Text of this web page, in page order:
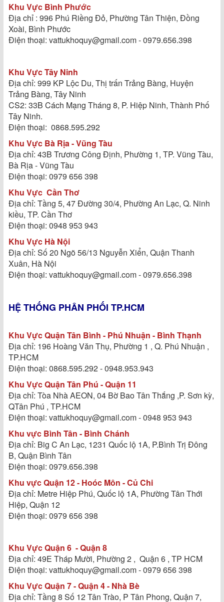
Khu Vực Bình Phước
Địa chỉ : 996 Phú Riềng Đỏ, Phường Tân Thiện, Đồng
Xoài, Bình Phước
Điện thoại: vattukhoquy@gmail.com - 0979.656.398
Khu Vực Tây Ninh
Địa chỉ: 999 KP Lộc Du, Thị trấn Trảng Bàng, Huyện
Trảng Bàng, Tây Ninh
CS2: 33B Cách Mạng Tháng 8, P. Hiệp Ninh, Thành Phố
Tây Ninh.
Điện thoại: 0868.595.292
Khu Vực Bà Rịa - Vũng Tàu
Địa chỉ: 43B Trương Công Định, Phường 1, TP. Vũng Tàu,
Bà Rịa - Vũng Tàu
Điện thoại: 0979 656 398
Khu Vực Cần Thơ
Địa chỉ: Tầng 5, 47 Đường 30/4, Phường An Lạc, Q. Ninh
kiều, TP. Cần Thơ
Điện thoại: 0948 953 943
Khu Vực Hà Nội
Địa chỉ: Số 20 Ngõ 56/13 Nguyễn Xiển, Quận Thanh
Xuân, Hà Nội
Điện thoại: vattukhoquy@gmail.com - 0979.656.398
HỆ THỐNG PHÂN PHỐI TP.HCM
Khu Vực Quận Tân Bình - Phú Nhuận - Bình Thạnh
Địa chỉ: 196 Hoàng Văn Thụ, Phường 1 , Q. Phú Nhuận ,
TP.HCM
Điện thoại: 0868.595.292 - 0948.953.943
Khu Vực Quận Tân Phú - Quận 11
Địa chỉ: Tòa Nhà AEON, 04 Bờ Bao Tân Thắng ,P. Sơn kỳ,
QTân Phú , TP.HCM
Điện thoại: vattukhoquy@gmail.com - 0948 953 943
Khu vực Bình Tân - Bình Chánh
Địa chỉ: Big C An Lạc, 1231 Quốc lộ 1A, P.Bình Trị Đông
B, Quận Bình Tân
Điện thoại: 0979.656.398
Khu vực Quận 12 - Hoóc Môn - Củ Chi
Địa chỉ: Metre Hiệp Phú, Quốc lộ 1A, Phường Tân Thới
Hiệp, Quận 12
Điện thoại: 0979 656 398
Khu Vực Quận 6 - Quận 8
Địa chỉ: 49E Tháp Mười, Phường 2 , Quận 6 , TP HCM
Điện thoại: vattukhoquy@gmail.com - 0979 656 398
Khu Vực Quận 7 - Quận 4 - Nhà Bè
Địa chỉ: Tầng 8 Số 12 Tân Trào, P Tân Phong, Quận 7,